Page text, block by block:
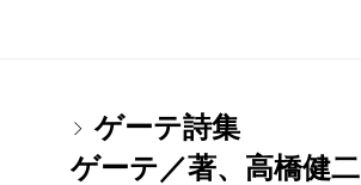
ゲーテ詩集
ゲーテ／著、高橋健